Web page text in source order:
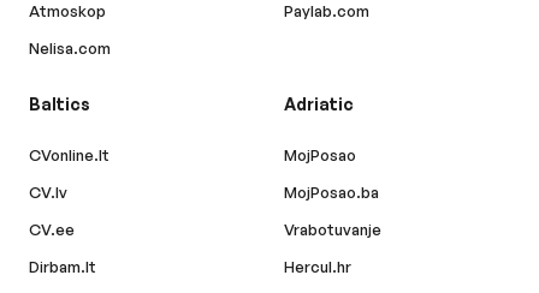
Atmoskop
Nelisa.com
Paylab.com
Baltics
CVonline.lt
CV.lv
CV.ee
Dirbam.lt
Adriatic
MojPosao
MojPosao.ba
Vrabotuvanje
Hercul.hr